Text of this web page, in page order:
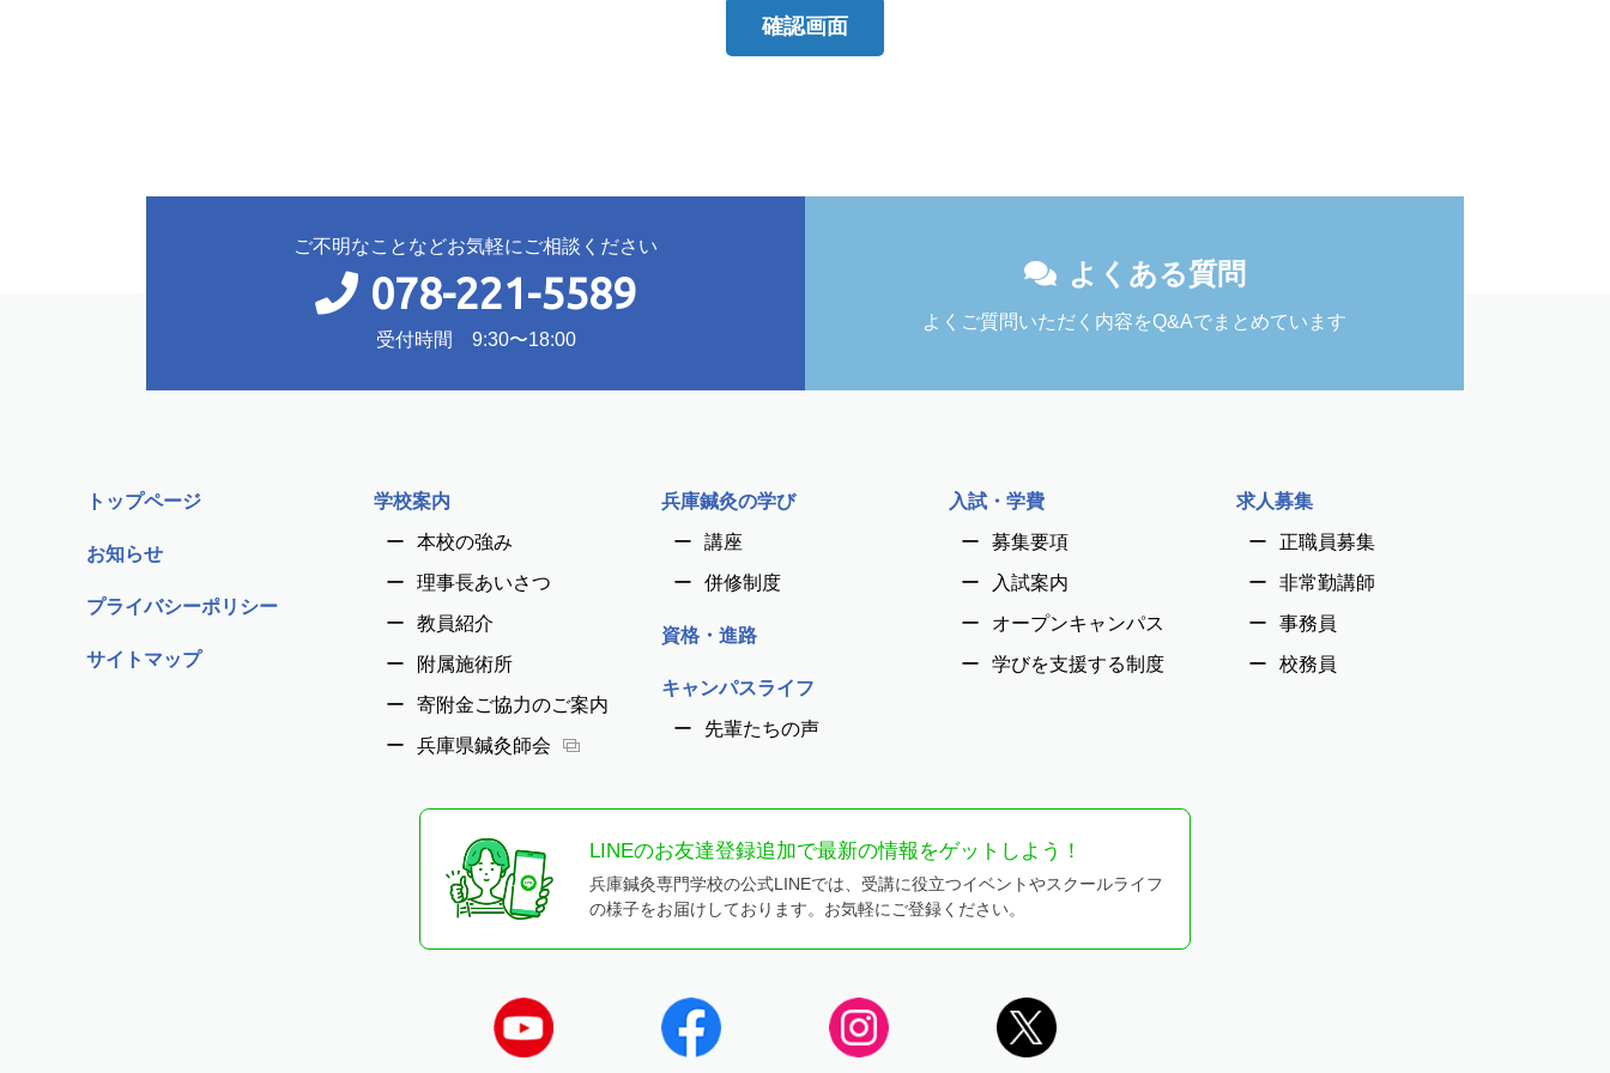
ご不明なことなどお気軽にご相談ください
078-221-5589
受付時間 9:30〜18:00
よくある質問
よくご質問いただく内容をQ&Aでまとめています
トップページ
お知らせ
プライバシーポリシー
サイトマップ
学校案内
本校の強み
理事長あいさつ
教員紹介
附属施術所
寄附金ご協力のご案内
兵庫県鍼灸師会
兵庫鍼灸の学び
講座
併修制度
資格・進路
キャンパスライフ
先輩たちの声
入試・学費
募集要項
入試案内
オープンキャンパス
学びを支援する制度
求人募集
正職員募集
非常勤講師
事務員
校務員
LINEのお友達登録追加で最新の情報をゲットしよう！
兵庫鍼灸専門学校の公式LINEでは、受講に役立つイベントやスクールライフ
の様子をお届けしております。お気軽にご登録ください。